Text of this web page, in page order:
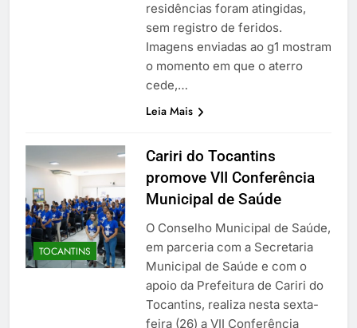
residências foram atingidas,
sem registro de feridos.
Imagens enviadas ao g1 mostram
o momento em que o aterro
cede,…
Leia Mais
TOCANTINS
Cariri do Tocantins
promove VII Conferência
Municipal de Saúde
O Conselho Municipal de Saúde,
em parceria com a Secretaria
Municipal de Saúde e com o
apoio da Prefeitura de Cariri do
Tocantins, realiza nesta sexta-
feira (26) a VII Conferência